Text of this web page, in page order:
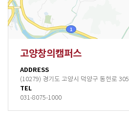
고양창의캠퍼스
ADDRESS
(10279) 경기도 고양시 덕양구 동헌로 305
TEL
031-8075-1000